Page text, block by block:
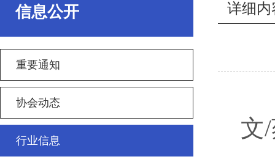
信息公开
重要通知
协会动态
行业信息
详细内
文/